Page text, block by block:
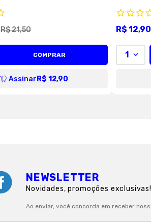
R$21,50
COMPRAR
Assinar R$ 12,90
R$ 12,90
1
NEWSLETTER
Novidades, promoções exclusivas!